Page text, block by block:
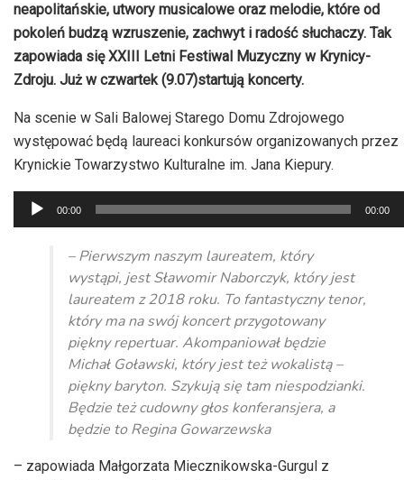
neapolitańskie, utwory musicalowe oraz melodie, które od
pokoleń budzą wzruszenie, zachwyt i radość słuchaczy. Tak
zapowiada się XXIII Letni Festiwal Muzyczny w Krynicy-
Zdroju. Już w czwartek (9.07)startują koncerty.
Na scenie w Sali Balowej Starego Domu Zdrojowego
występować będą laureaci konkursów organizowanych przez
Krynickie Towarzystwo Kulturalne im. Jana Kiepury.
Odtwarzacz
plików
dźwiękowych
00:00 00:00
– Pierwszym naszym laureatem, który
wystąpi, jest SławomirNaborczyk, który jest
laureatem z 2018 roku. To fantastyczny tenor,
który ma na swój koncert przygotowany
piękny repertuar. Akompaniował będzie
Michał Goławski, który jest teżwokalistą –
pięknybaryton. Szykują się tam niespodzianki.
Będzie też cudowny głos konferansjera, a
będzie to Regina Gowarzewska
– zapowiada Małgorzata Miecznikowska-Gurgul z